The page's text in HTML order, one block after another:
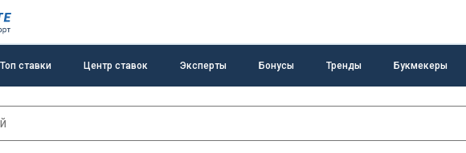
Топ ставки Центр ставок Эксперты Бонусы Тренды Букмекеры